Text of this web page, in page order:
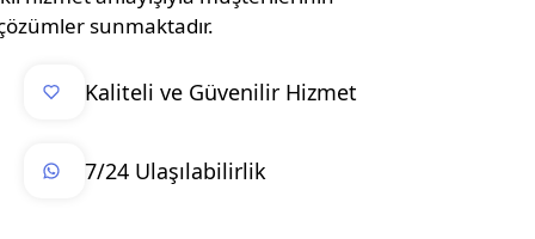
sunmaktadır.
Kaliteli ve Güvenilir Hizmet
7/24 Ulaşılabilirlik